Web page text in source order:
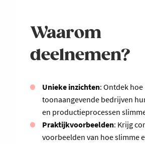
Waarom
deelnemen?
Unieke inzichten: Ontdek hoe
toonaangevende bedrijven
en productieprocessen
Praktijkvoorbeelden: Krijg
voorbeelden van hoe slimme